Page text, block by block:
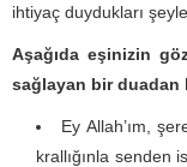
ihtiyaç duydukları
Aşağıda eşinizin
sağlayan bir duadan
Ey Allah’ım,
krallığınla senden